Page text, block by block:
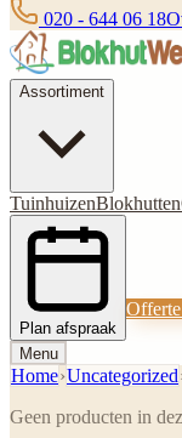
020 - 644 06 18
Assortiment
TuinhuizenBlokhutten
Plan afspraak
Menu
Home›Uncategorized
Geen producten in